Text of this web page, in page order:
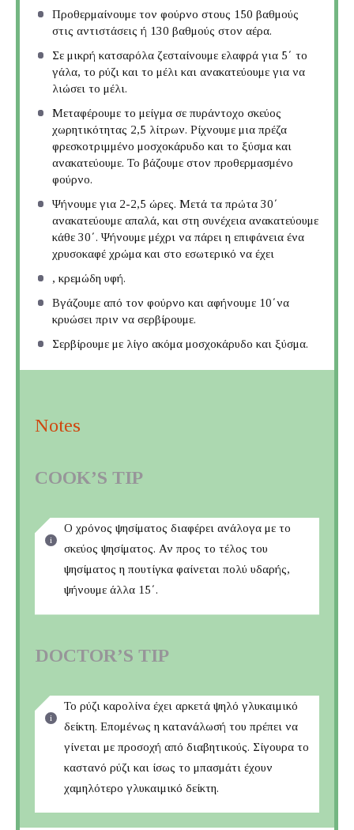
Προθερμαίνουμε τον φούρνο στους 150 βαθμούς
στις αντιστάσεις ή 130 βαθμούς στον αέρα.
Σε μικρή κατσαρόλα ζεσταίνουμε ελαφρά για 5΄ το
γάλα, το ρύζι και το μέλι και ανακατεύουμε για να
λιώσει το μέλι.
Μεταφέρουμε το μείγμα σε πυράντοχο σκεύος
χωρητικότητας 2,5 λίτρων. Ρίχνουμε μια πρέζα
φρεσκοτριμμένο μοσχοκάρυδο και το ξύσμα και
ανακατεύουμε. Το βάζουμε στον προθερμασμένο
φούρνο.
Ψήνουμε για 2-2,5 ώρες. Μετά τα πρώτα 30΄
ανακατεύουμε απαλά, και στη συνέχεια ανακατεύουμε
κάθε 30΄. Ψήνουμε μέχρι να πάρει η επιφάνεια ένα
χρυσοκαφέ χρώμα και στο εσωτερικό να έχει
, κρεμώδη υφή.
Βγάζουμε από τον φούρνο και αφήνουμε 10΄να
κρυώσει πριν να σερβίρουμε.
Σερβίρουμε με λίγο ακόμα μοσχοκάρυδο και ξύσμα.
Notes
COOK’S TIP
Ο χρόνος ψησίματος διαφέρει ανάλογα με το
σκεύος ψησίματος. Αν προς το τέλος του
ψησίματος η πουτίγκα φαίνεται πολύ υδαρής,
ψήνουμε άλλα 15΄.
DOCTOR’S TIP
Το ρύζι καρολίνα έχει αρκετά ψηλό γλυκαιμικό
δείκτη. Επομένως η κατανάλωσή του πρέπει να
γίνεται με προσοχή από διαβητικούς. Σίγουρα το
καστανό ρύζι και ίσως το μπασμάτι έχουν
χαμηλότερο γλυκαιμικό δείκτη.